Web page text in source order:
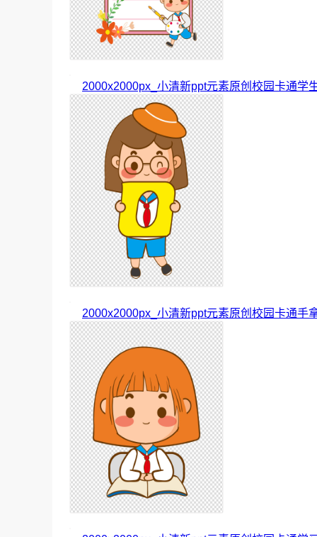
2000x2000px_小清新ppt元素原创校园卡通学
2000x2000px_小清新ppt元素原创校园卡通手